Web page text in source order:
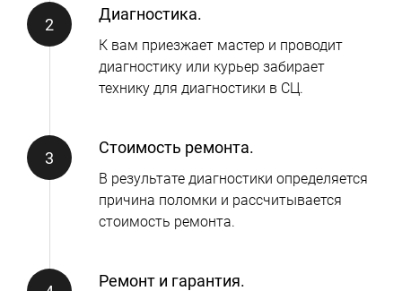
Диагностика.
К вам приезжает мастер и проводит
диагностику или курьер забирает
технику для диагностики в СЦ.
Стоимость ремонта.
В результате диагностики определяется
причина поломки и рассчитывается
стоимость ремонта.
Ремонт и гарантия.